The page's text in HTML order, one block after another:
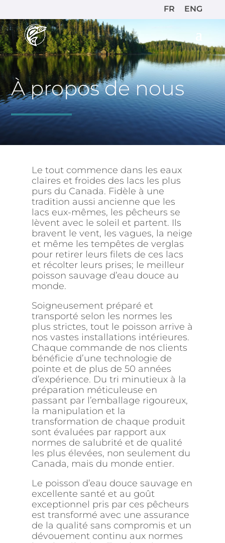
FR ENG
À propos de nous
Le tout commence dans les eaux
claires et froides des lacs les plus
purs du Canada. Fidèle à une
tradition aussi ancienne que les
lacs eux-mêmes, les pêcheurs se
lèvent avec le soleil et partent. Ils
bravent le vent, les vagues, la neige
et même les tempêtes de verglas
pour retirer leurs filets de ces lacs
et récolter leurs prises; le meilleur
poisson sauvage d’eau douce au
monde.
Soigneusement préparé et
transporté selon les normes les
plus strictes, tout le poisson arrive à
nos vastes installations intérieures.
Chaque commande de nos clients
bénéficie d’une technologie de
pointe et de plus de 50 années
d’expérience. Du tri minutieux à la
préparation méticuleuse en
passant par l’emballage rigoureux,
la manipulation et la
transformation de chaque produit
sont évaluées par rapport aux
normes de salubrité et de qualité
les plus élevées, non seulement du
Canada, mais du monde entier.
Le poisson d’eau douce sauvage en
excellente santé et au goût
exceptionnel pris par ces pêcheurs
est transformé avec une assurance
de la qualité sans compromis et un
dévouement continu aux normes